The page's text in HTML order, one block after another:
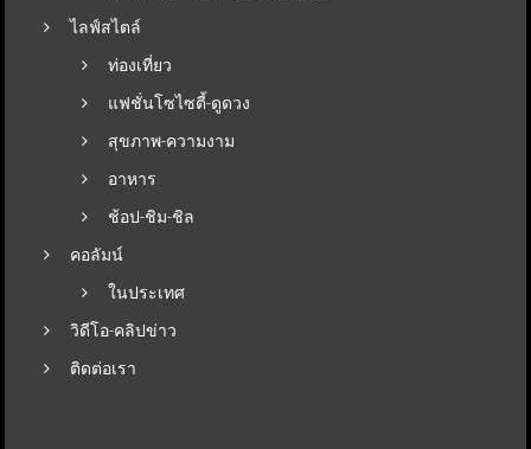
ไลฟ์สไตล์
ท่องเที่ยว
แฟชั่นโซไซตี้-ดูดวง
สุขภาพ-ความงาม
อาหาร
ช้อป-ชิม-ชิล
คอลัมน์
ในประเทศ
วิดีโอ-คลิปข่าว
ติดต่อเรา